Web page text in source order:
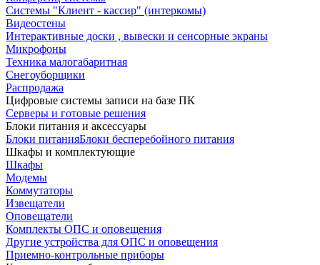
Системы "Клиент - кассир" (интеркомы)
Видеостены
Интерактивные доски , вывески и сенсорные экраны
Микрофоны
Техника малогабаритная
Снегоуборщики
Распродажа
Цифровые системы записи на базе ПК
Серверы и готовые решения
Блоки питания и аксессуары
Блоки питанияБлоки бесперебойного питания
Шкафы и комплектующие
Шкафы
Модемы
Коммутаторы
Извещатели
Оповещатели
Комплекты ОПС и оповещения
Другие устройства для ОПС и оповещения
Приемно-контрольные приборы